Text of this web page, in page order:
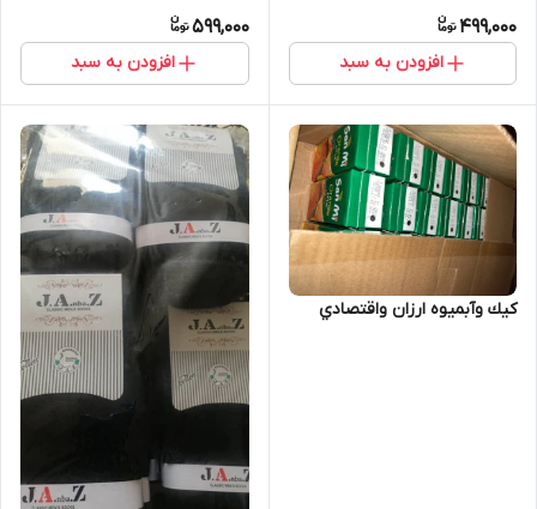
499,000
افزودن به سبد
599,000
افزودن به سبد
كيك وآبميوه ارزان واقتصادي